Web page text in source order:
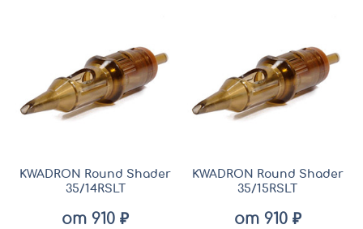
KWADRON Round Shader
35/14RSLT
от 910 ₽
KWADRON Round Shader
35/15RSLT
от 910 ₽